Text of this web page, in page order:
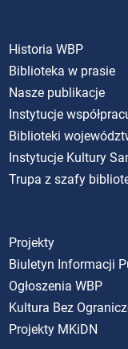
Historia WBP
Biblioteka w prasie
Nasze publikacje
Instytucje
Biblioteki
Instytucje Kultury
Trupa z szafy
Projekty
Biuletyn Informacji
Ogłoszenia WBP
Kultura Bez
Projekty MKiDN